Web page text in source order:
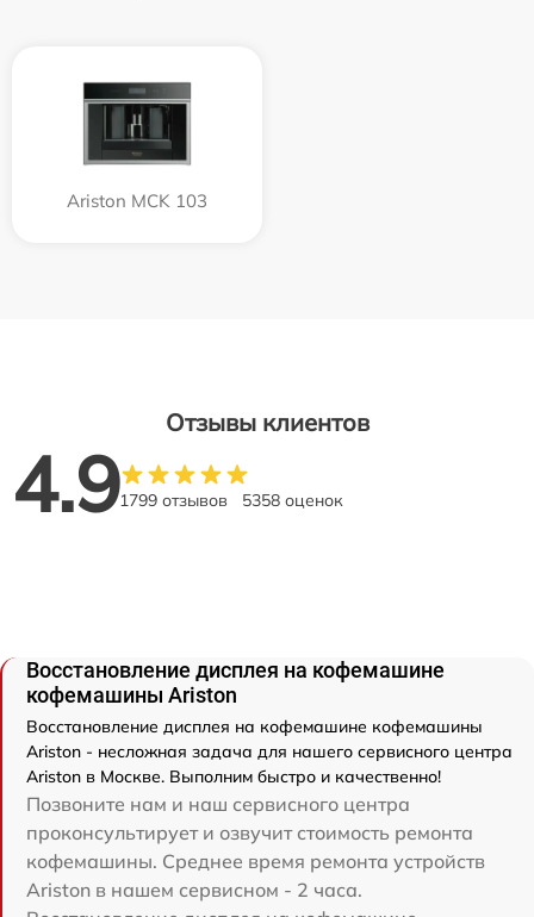
Ariston MCK 103
Отзывы клиентов
4.91799 отзывов 5358 оценок
Восстановление дисплея на кофемашине
кофемашины Ariston
Восстановление дисплея на кофемашине кофемашины
Ariston - несложная задача для нашего сервисного центра
Ariston в Москве. Выполним быстро и качественно!
Позвоните нам и наш сервисного центра
проконсультирует и озвучит стоимость ремонта
кофемашины. Среднее время ремонта устройств
Ariston в нашем сервисном - 2 часа.